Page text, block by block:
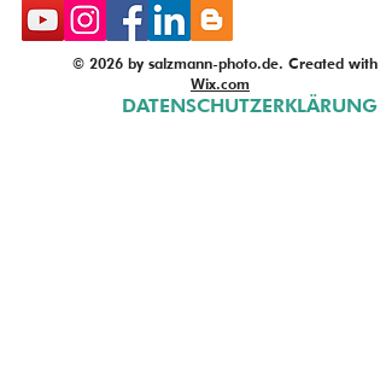
© 2026 by salzmann-photo.de. Created with
Wix.com
DATENSCHUTZERKLÄRUNG